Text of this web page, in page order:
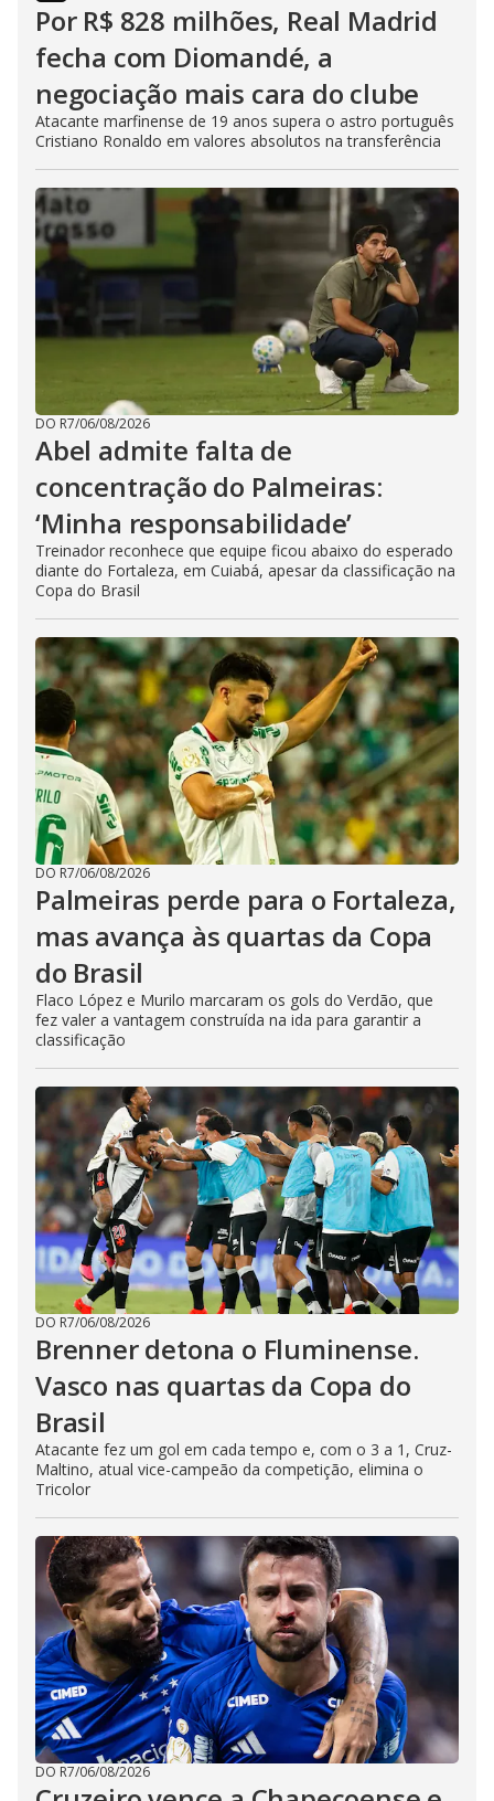
Por R$ 828 milhões, Real Madrid
fecha com Diomandé, a
negociação mais cara do clube
Atacante marfinense de 19 anos supera o astro português
Cristiano Ronaldo em valores absolutos na transferência
DO R7/06/08/2026
Abel admite falta de
concentração do Palmeiras:
‘Minha responsabilidade’
Treinador reconhece que equipe ficou abaixo do esperado
diante do Fortaleza, em Cuiabá, apesar da classificação na
Copa do Brasil
DO R7/06/08/2026
Palmeiras perde para o Fortaleza,
mas avança às quartas da Copa
do Brasil
Flaco López e Murilo marcaram os gols do Verdão, que
fez valer a vantagem construída na ida para garantir a
classificação
DO R7/06/08/2026
Brenner detona o Fluminense.
Vasco nas quartas da Copa do
Brasil
Atacante fez um gol em cada tempo e, com o 3 a 1, Cruz-
Maltino, atual vice-campeão da competição, elimina o
Tricolor
DO R7/06/08/2026